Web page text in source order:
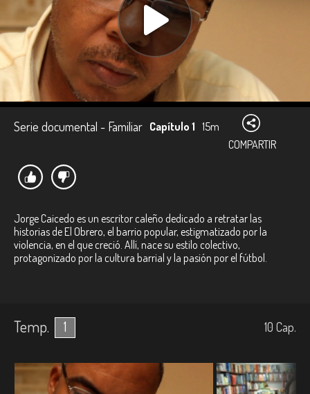
Serie documental - Familiar Capítulo 1 15m
COMPARTIR
Jorge Caicedo es un escritor caleño dedicado a retratar las
historias de El Obrero, el barrio popular, estigmatizado por la
violencia, en el que creció. Allí, nace su estilo colectivo,
protagonizado por la cultura barrial y la pasión por el fútbol.
Temp. 1 10 Cap.